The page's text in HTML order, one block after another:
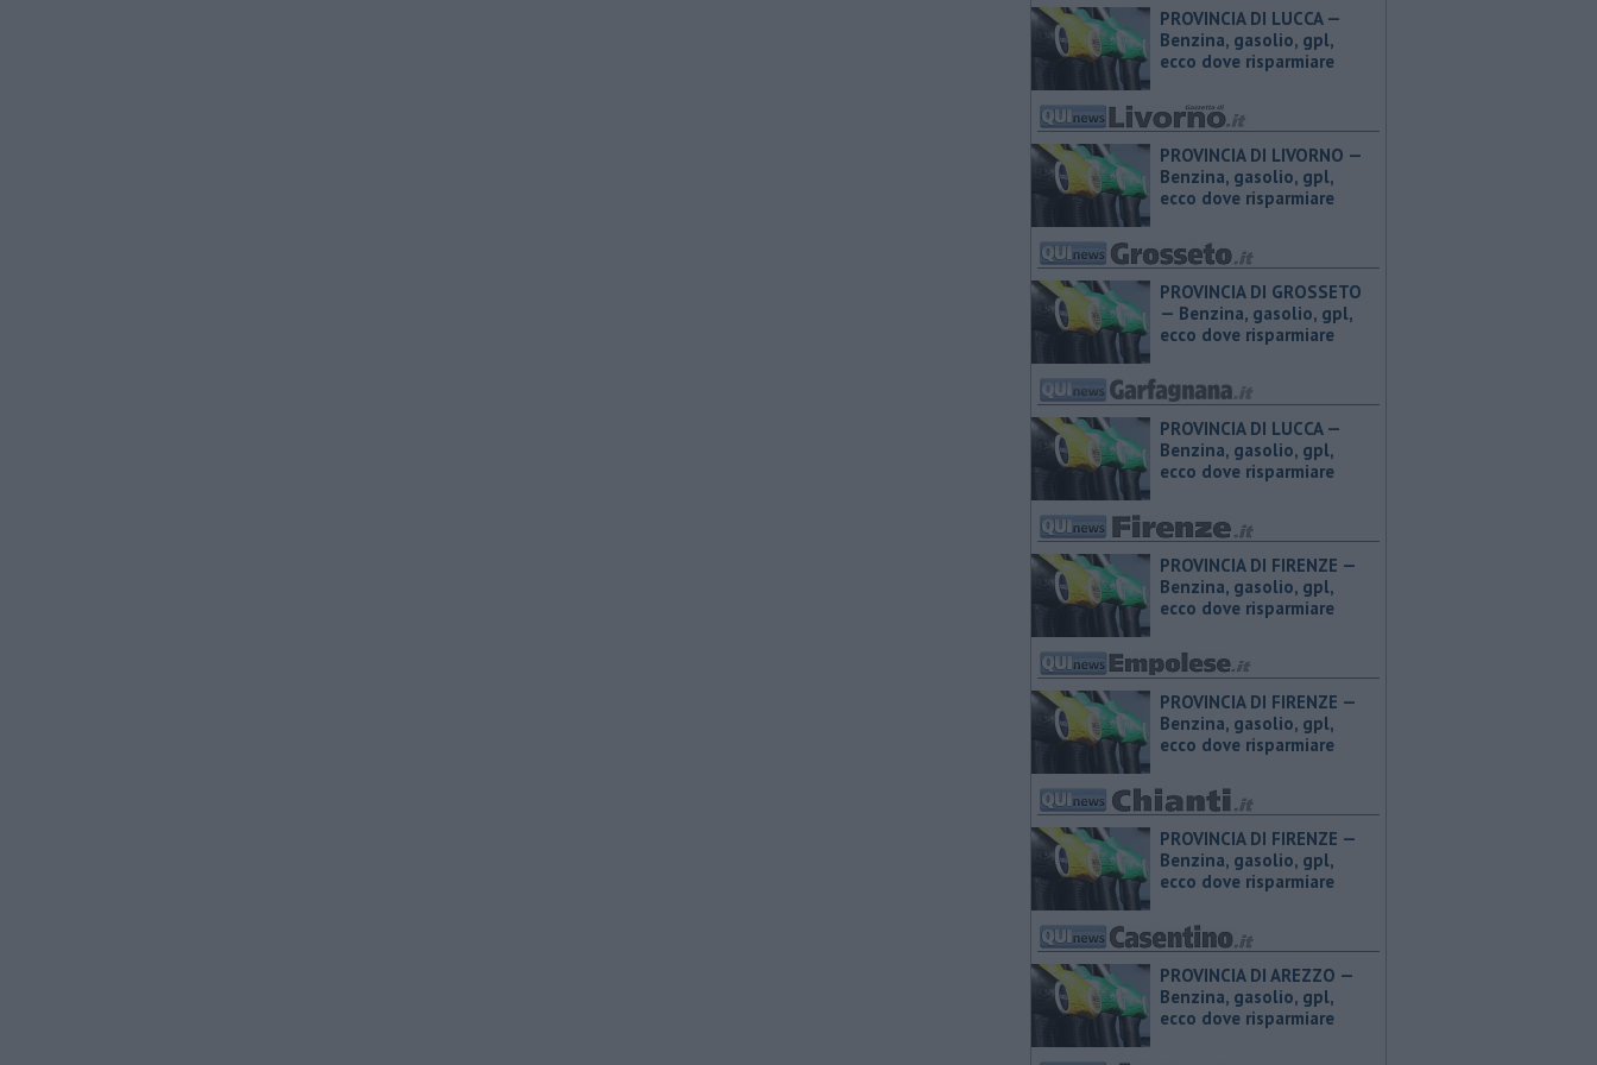
PROVINCIA DI LUCCA — ​
Benzina, gasolio, gpl,
ecco dove risparmiare
PROVINCIA DI LIVORNO — ​
Benzina, gasolio, gpl,
ecco dove risparmiare
PROVINCIA DI GROSSETO
— ​Benzina, gasolio, gpl,
ecco dove risparmiare
PROVINCIA DI LUCCA — ​
Benzina, gasolio, gpl,
ecco dove risparmiare
PROVINCIA DI FIRENZE — ​
Benzina, gasolio, gpl,
ecco dove risparmiare
PROVINCIA DI FIRENZE — ​
Benzina, gasolio, gpl,
ecco dove risparmiare
PROVINCIA DI FIRENZE — ​
Benzina, gasolio, gpl,
ecco dove risparmiare
PROVINCIA DI AREZZO — ​
Benzina, gasolio, gpl,
ecco dove risparmiare